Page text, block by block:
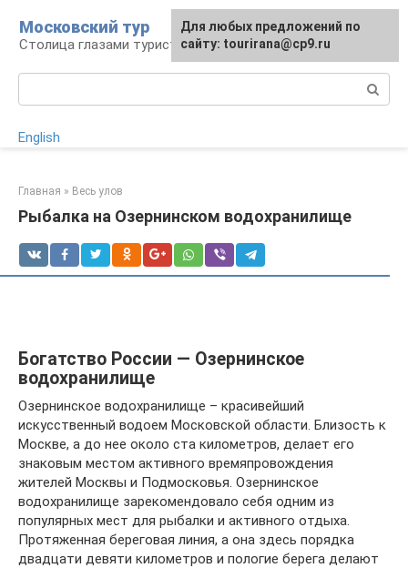
контенту
Московский тур
Столица глазами туриста
English
Главная » Весь улов
Рыбалка на Озернинском водохранилище
Богатство России — Озернинское
водохранилище
Озернинское водохранилище – красивейший
искусственный водоем Московской области. Близость к
Москве, а до нее около ста километров, делает его
знаковым местом активного времяпровождения
жителей Москвы и Подмосковья. Озернинское
водохранилище зарекомендовало себя одним из
популярных мест для рыбалки и активного отдыха.
Протяженная береговая линия, а она здесь порядка
двадцати девяти километров и пологие берега делают
Для любых предложений по
сайту: tourirana@cp9.ru